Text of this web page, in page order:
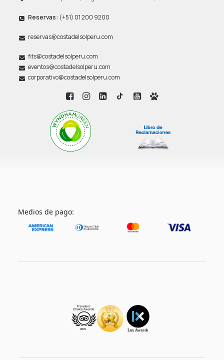
Reservas: (+51) 01 200 9200
reservas@costadelsolperu.com
fits@costadelsolperu.com
eventos@costadelsolperu.com
corporativo@costadelsolperu.com
Medios de pago: